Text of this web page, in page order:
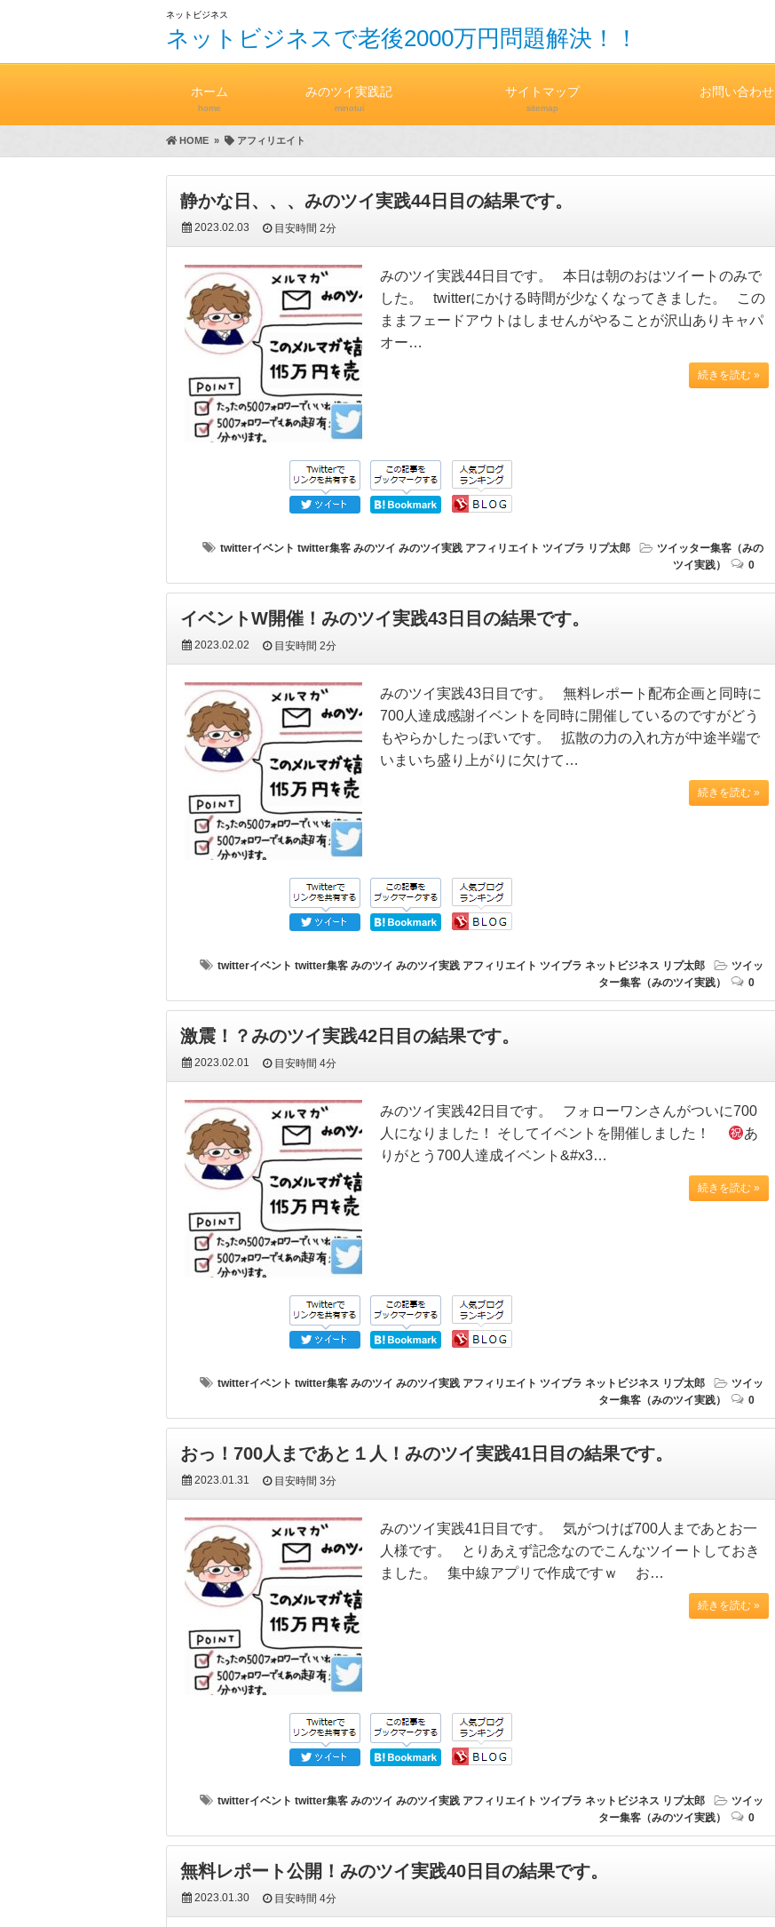
ネットビジネス
ネットビジネスで老後2000万円問題解決！！
ホーム
home
みのツイ実践記
minotui
サイトマップ
sitemap
お問い合わせ
HOME » アフィリエイト
静かな日、、、みのツイ実践44日目の結果です。
2023.02.03 目安時間2分
みのツイ実践44日目です。 本日は朝のおはツイートのみで
した。 twitterにかける時間が少なくなってきました。 この
ままフェードアウトはしませんがやることが沢山ありキャパ
オー…
続きを読む »
twitterイベント twitter集客 みのツイ みのツイ実践 アフィリエイト ツイブラ リプ太郎
ツイッター集客（みの
ツイ実践）
0
イベントW開催！みのツイ実践43日目の結果です。
2023.02.02 目安時間2分
みのツイ実践43日目です。 無料レポート配布企画と同時に
700人達成感謝イベントを同時に開催しているのですがどう
もやらかしたっぽいです。 拡散の力の入れ方が中途半端で
いまいち盛り上がりに欠けて…
続きを読む »
twitterイベント twitter集客 みのツイ みのツイ実践 アフィリエイト ツイブラ ネットビジネス リプ太郎
ツイッ
ター集客（みのツイ実践）
0
激震！？みのツイ実践42日目の結果です。
2023.02.01 目安時間4分
みのツイ実践42日目です。 フォローワンさんがついに700
人になりました！ そしてイベントを開催しました！
あ
りがとう700人達成イベント&#x3…
続きを読む »
twitterイベント twitter集客 みのツイ みのツイ実践 アフィリエイト ツイブラ ネットビジネス リプ太郎
ツイッ
ター集客（みのツイ実践）
0
おっ！700人まであと１人！みのツイ実践41日目の結果です。
2023.01.31 目安時間3分
みのツイ実践41日目です。 気がつけば700人まであとお一
人様です。 とりあえず記念なのでこんなツイートしておき
ました。 集中線アプリで作成ですｗ お…
続きを読む »
twitterイベント twitter集客 みのツイ みのツイ実践 アフィリエイト ツイブラ ネットビジネス リプ太郎
ツイッ
ター集客（みのツイ実践）
0
無料レポート公開！みのツイ実践40日目の結果です。
2023.01.30 目安時間4分